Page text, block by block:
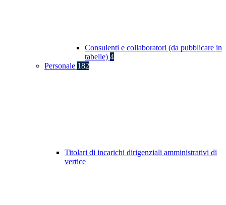
Consulenti e collaboratori (da pubblicare in
tabelle) 4
Personale 182
Titolari di incarichi dirigenziali amministrativi di
vertice